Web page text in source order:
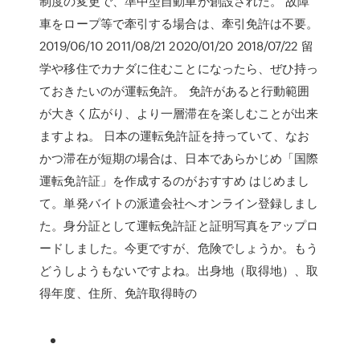
車をロープ等で牽引する場合は、牽引免許は不要。
2019/06/10 2011/08/21 2020/01/20 2018/07/22 留
学や移住でカナダに住むことになったら、ぜひ持っ
ておきたいのが運転免許。 免許があると行動範囲
が大きく広がり、より一層滞在を楽しむことが出来
ますよね。 日本の運転免許証を持っていて、なお
かつ滞在が短期の場合は、日本であらかじめ「国際
運転免許証」を作成するのがおすすめ はじめまし
て。単発バイトの派遣会社へオンライン登録しまし
た。身分証として運転免許証と証明写真をアップロ
ードしました。今更ですが、危険でしょうか。もう
どうしようもないですよね。出身地（取得地）、取
得年度、住所、免許取得時の